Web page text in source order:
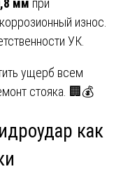
мм при
износ.
УК.
ущерб всем
стояка. 🏢💰
как